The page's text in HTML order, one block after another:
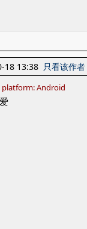
18 13:38 只看该作者
Android